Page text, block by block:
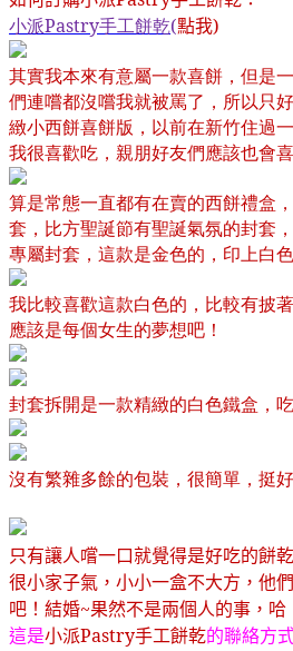
小派Pastry手工餅乾(點我)
其實我本來有意屬一款喜餅，但是
們連嚐都沒嚐我就被罵了，所以只
緻小西餅喜餅版，以前在新竹住過
我很喜歡吃，親朋好友們應該也會
算是常態一直都有在賣的西餅禮盒
套，比方聖誕節有聖誕氣氛的封套
專屬封套，這款是金色的，印上白
我比較喜歡這款白色的，比較有披
應該是每個女生的夢想吧！
封套拆開是一款精緻的白色鐵盒，
沒有繁雜多餘的包裝，很簡單，挺
只有讓人嚐一口就覺得是好吃的餅
很小家子氣，小小一盒不大方，他
吧！結婚~果然不是兩個人的事，哈
這是小派Pastry手工餅乾的聯絡方